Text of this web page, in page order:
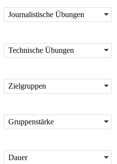
Journalistische Übungen
Technische Übungen
Zielgruppen
Gruppenstärke
Dauer